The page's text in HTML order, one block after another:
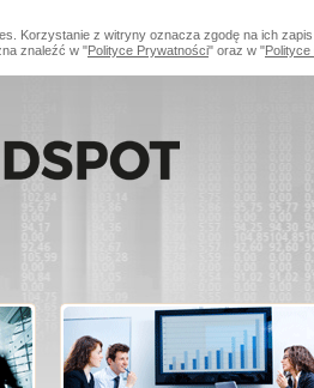
Korzystanie z witryny oznacza zgodę na ich zapis
znaleźć w "Polityce Prywatności" oraz w "Polityce